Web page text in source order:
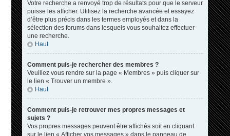
Votre recherche a renvoyé trop de résultats pour que le serveur
puisse les afficher. Utilisez la recherche avancée et essayez
d’être plus précis dans les termes employés et dans la
sélection des forums dans lesquels vous souhaitez effectuer
une recherche.
Haut
Comment puis-je rechercher des membres ?
Veuillez vous rendre sur la page « Membres » puis cliquer sur
le lien « Trouver un membre ».
Haut
Comment puis-je retrouver mes propres messages et
sujets ?
Vos propres messages peuvent être affichés soit en cliquant
sur le lien « Afficher vos messages » dans le panneau de